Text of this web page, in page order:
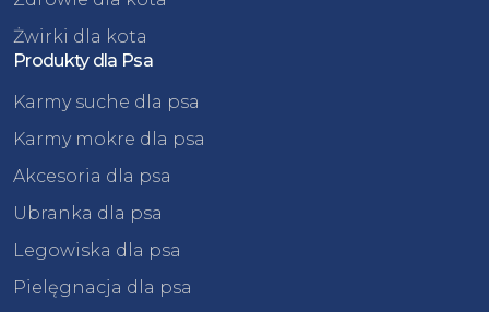
Żwirki dla kota
Produkty dla Psa
Karmy suche dla psa
Karmy mokre dla psa
Akcesoria dla psa
Ubranka dla psa
Legowiska dla psa
Pielęgnacja dla psa